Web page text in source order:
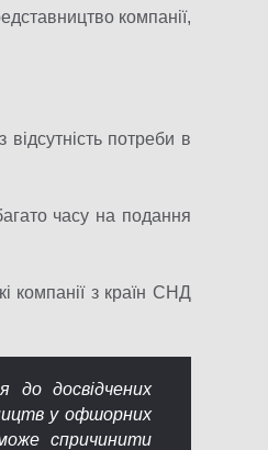
компанії,
потреби в
часу на подання
компанії з країн СНД
до досвідчених
у офшорних
спричинити